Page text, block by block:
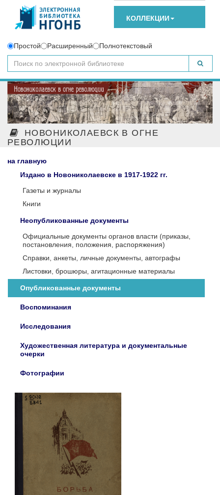
КОЛЛЕКЦИИ
Простой Расширенный Полнотекстовый
НОВОНИКОЛАЕВСК В ОГНЕ
РЕВОЛЮЦИИ
на главную
Издано в Новониколаевске в 1917-1922 гг.
Газеты и журналы
Книги
Неопубликованные документы
Официальные документы органов власти (приказы,
постановления, положения, распоряжения)
Справки, анкеты, личные документы, автографы
Листовки, брошюры, агитационные материалы
Опубликованные документы
Воспоминания
Исследования
Художественная литература и документальные
очерки
Фотографии